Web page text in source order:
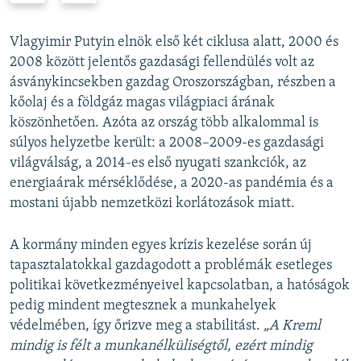
v
i
o
u
s
s
l
i
d
t
s
l
i
d
e
Vlagyimir Putyin elnök első két ciklusa alatt, 2000 és
2008 között jelentős gazdasági fellendülés volt az
ásványkincsekben gazdag Oroszországban, részben a
kőolaj és a földgáz magas világpiaci árának
köszönhetően. Azóta az ország több alkalommal is
súlyos helyzetbe került: a 2008–2009-es gazdasági
világválság, a 2014-es első nyugati szankciók, az
energiaárak mérséklődése, a 2020-as pandémia és a
mostani újabb nemzetközi korlátozások miatt.
A kormány minden egyes krízis kezelése során új
tapasztalatokkal gazdagodott a problémák esetleges
politikai következményeivel kapcsolatban, a hatóságok
pedig mindent megtesznek a munkahelyek
védelmében, így őrizve meg a stabilitást. „A Kreml
mindig is félt a munkanélküliségtől, ezért mindig